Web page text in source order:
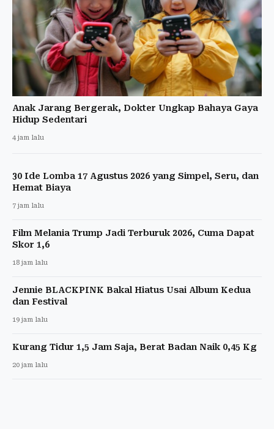
Anak Jarang Bergerak, Dokter Ungkap Bahaya Gaya
Hidup Sedentari
4 jam lalu
30 Ide Lomba 17 Agustus 2026 yang Simpel, Seru, dan
Hemat Biaya
7 jam lalu
Film Melania Trump Jadi Terburuk 2026, Cuma Dapat
Skor 1,6
18 jam lalu
Jennie BLACKPINK Bakal Hiatus Usai Album Kedua
dan Festival
19 jam lalu
Kurang Tidur 1,5 Jam Saja, Berat Badan Naik 0,45 Kg
20 jam lalu